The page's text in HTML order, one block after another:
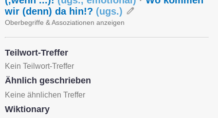
wir (denn) da hin!? (ugs.)
Oberbegriffe & Assoziationen anzeigen
Teilwort-Treffer
Kein Teilwort-Treffer
Ähnlich geschrieben
Keine ähnlichen Treffer
Wiktionary